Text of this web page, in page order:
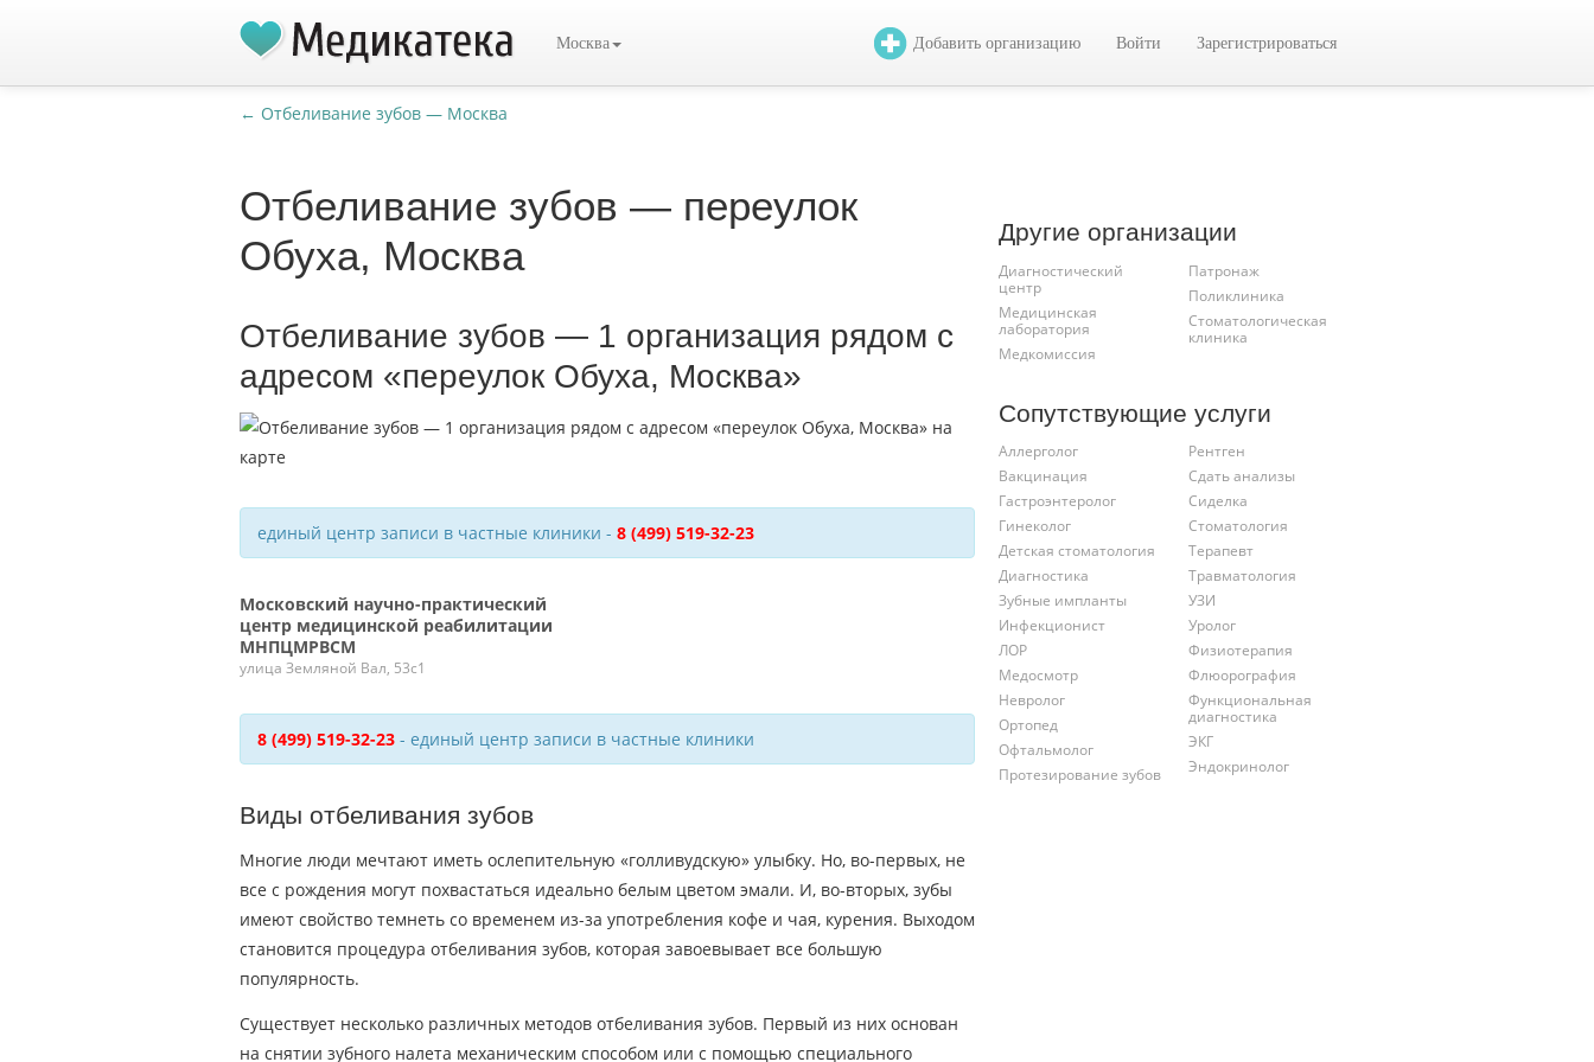
Москва Добавить организацию Войти Зарегистрироваться
← Отбеливание зубов — Москва
Отбеливание зубов — переулок
Обуха, Москва
Отбеливание зубов — 1 организация рядом с
адресом «переулок Обуха, Москва»
единый центр записи в частные клиники - 8 (499) 519-32-23
Московский научно-практический
центр медицинской реабилитации
МНПЦМРВСМ
улица Земляной Вал, 53с1
8 (499) 519-32-23 - единый центр записи в частные клиники
Виды отбеливания зубов
Многие люди мечтают иметь ослепительную «голливудскую» улыбку. Но, во-первых, не
все с рождения могут похвастаться идеально белым цветом эмали. И, во-вторых, зубы
имеют свойство темнеть со временем из-за употребления кофе и чая, курения. Выходом
становится процедура отбеливания зубов, которая завоевывает все большую
популярность.
Существует несколько различных методов отбеливания зубов. Первый из них основан
на снятии зубного налета механическим способом или с помощью специального
Другие организации
Диагностический
центр
Медицинская
лаборатория
Медкомиссия
Патронаж
Поликлиника
Стоматологическая
клиника
Сопутствующие услуги
Аллерголог
Вакцинация
Гастроэнтеролог
Гинеколог
Детская стоматология
Диагностика
Зубные импланты
Инфекционист
ЛОР
Медосмотр
Невролог
Ортопед
Офтальмолог
Протезирование зубов
Рентген
Сдать анализы
Сиделка
Стоматология
Терапевт
Травматология
УЗИ
Уролог
Физиотерапия
Флюорография
Функциональная
диагностика
ЭКГ
Эндокринолог